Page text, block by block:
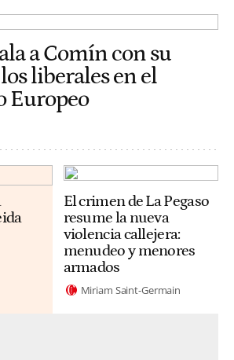
a Comín con su
liberales en el
Europeo
El crimen de La Pegaso
resume la nueva
violencia callejera:
menudeo y menores
armados
Miriam Saint-Germain